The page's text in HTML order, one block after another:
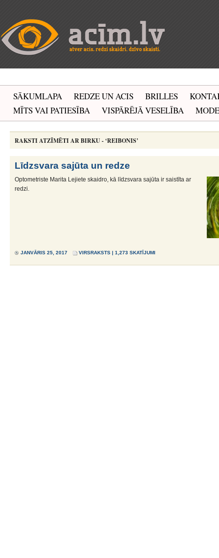
SĀKUMLAPA REDZE UN ACIS BRILLES
MĪTS VAI PATIESĪBA
VISPĀRĒJĀ VESELĪBA MODE
RAKSTI ATZĪMĒTI AR BIRKU - ‘REIBONIS’
Līdzsvara sajūta un redze
Optometriste Marita Lejiete skaidro, kā līdzsvara sajūta ir saistīta ar
redzi.
JANVĀRIS 25, 2017 VIRSRAKSTS | 1,273 SKATĪJUMI